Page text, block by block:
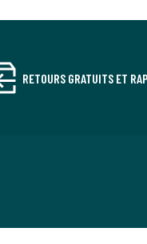
RETOURS GRATUITS ET